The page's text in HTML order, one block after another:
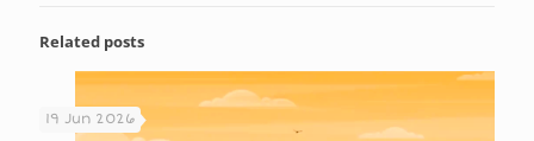
Related posts
19 Jun 2026